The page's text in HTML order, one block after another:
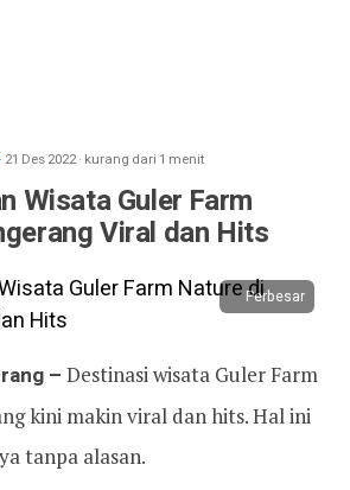
· 21 Des 2022· kurang dari 1 menit
Wisata Guler Farm
Viral dan Hits
Perbesar
– Destinasi wisata Guler Farm
kini makin viral dan hits. Hal ini
tanpa alasan.